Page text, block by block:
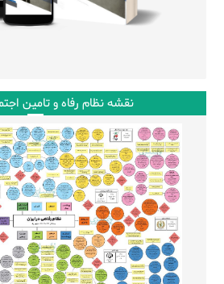
نقشه نظام رفاه و تامین